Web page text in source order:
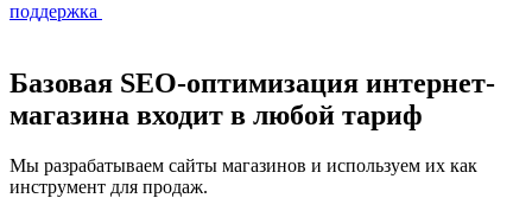
поддержка
Базовая SEO-оптимизация интернет-
магазина входит в любой тариф
Мы разрабатываем сайты магазинов и используем их как
инструмент для продаж.